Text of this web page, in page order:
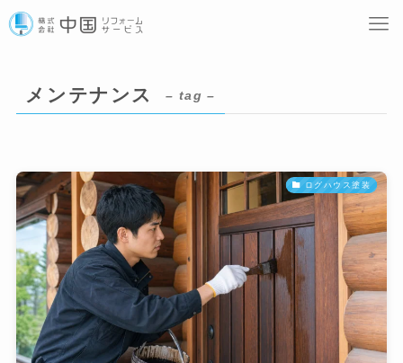
メンテナンス – tag –
ログハウス塗装